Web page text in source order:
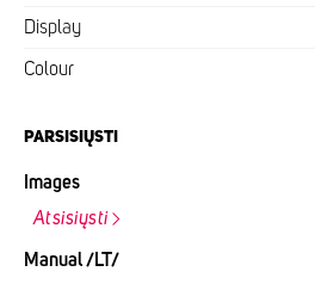
Display
Colour
PARSISIŲSTI
Images
Atsisiųsti
Manual /LT/